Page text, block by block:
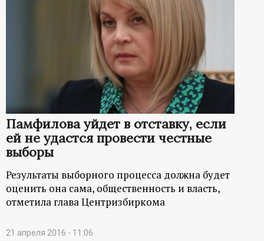
Памфилова уйдет в отставку, если
ей не удастся провести честные
выборы
Результаты выборного процесса должна будет
оценить она сама, общественность и власть,
отметила глава Центризбиркома
21 апреля 2016 - 11:06